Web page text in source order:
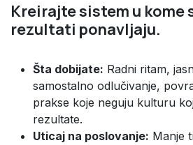
Kreirajte sistem u kome
rezultati ponavljaju.
Šta dobijate: Radni ritam,
samostalno odlučivanje,
prakse koje neguju kulturu
rezultate.
Uticaj na poslovanje: Manje